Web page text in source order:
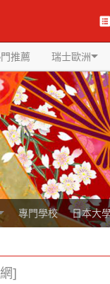
推薦 瑞士歐洲
專門學校 日本大
]